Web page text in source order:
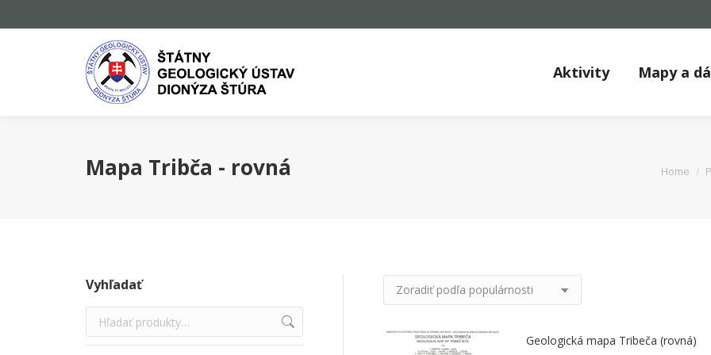
Aktivity Mapy a
Mapa Tribča - rovná You are
Home
Geologická mapa Tribeča (rovná)
Vyhľadať